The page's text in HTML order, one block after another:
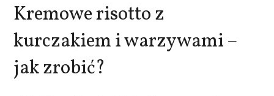
Kremowe risotto z
kurczakiem i warzywami –
jak zrobić?